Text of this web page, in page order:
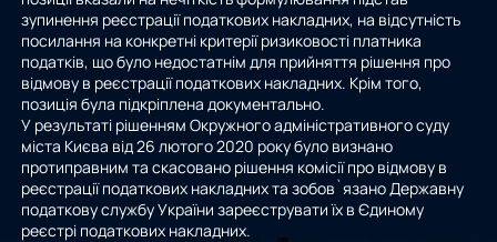
зупинення реєстрації податкових накладних, на відсутність
посилання на конкретні критерії ризиковості платника
податків, що було недостатнім для прийняття рішення про
відмову в реєстрації податкових накладних. Крім того,
позиція була підкріплена документально.
У результаті рішенням Окружного адміністративного суду
міста Києва від 26 лютого 2020 року було визнано
протиправним та скасовано рішення комісії про відмову в
реєстрації податкових накладних та зобов`язано Державну
податкову службу України зареєструвати їх в Єдиному
реєстрі податкових накладних.